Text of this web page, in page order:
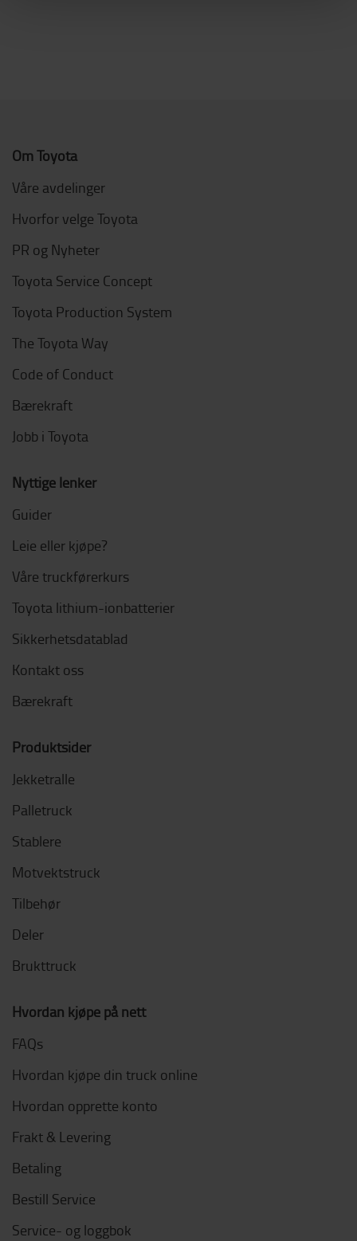
Om Toyota
Våre avdelinger
Hvorfor velge Toyota
PR og Nyheter
Toyota Service Concept
Toyota Production System
The Toyota Way
Code of Conduct
Bærekraft
Jobb i Toyota
Nyttige lenker
Guider
Leie eller kjøpe?
Våre truckførerkurs
Toyota lithium-ionbatterier
Sikkerhetsdatablad
Kontakt oss
Bærekraft
Produktsider
Jekketralle
Palletruck
Stablere
Motvektstruck
Tilbehør
Deler
Brukttruck
Hvordan kjøpe på nett
FAQs
Hvordan kjøpe din truck online
Hvordan opprette konto
Frakt & Levering
Betaling
Bestill Service
Service- og loggbok